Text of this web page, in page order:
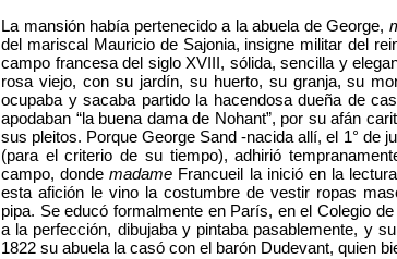
La mansión había pertenecido a la abuela de George,
del mariscal Mauricio de Sajonia, insigne militar del
campo francesa del siglo XVIII, sólida, sencilla y
rosa viejo, con su jardín, su huerto, su granja, su
ocupaba y sacaba partido la hacendosa dueña de
apodaban “la buena dama de Nohant”, por su afán
sus pleitos. Porque George Sand -nacida allí, el 1° de
(para el criterio de su tiempo), adhirió
campo, dondemadame Francueil la inició en la
esta afición le vino la costumbre de vestir ropas
pipa. Se educó formalmente en París, en el Colegio
a la perfección, dibujaba y pintaba pasablemente, y
1822 su abuela la casó con el barón Dudevant, quien